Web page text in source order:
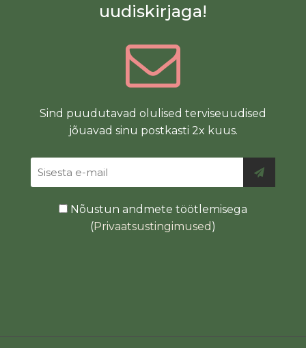
uudiskirjaga!
Sind puudutavad olulised terviseuudised
jõuavad sinu postkasti 2x kuus.
Nõustun andmete töötlemisega
(Privaatsustingimused )